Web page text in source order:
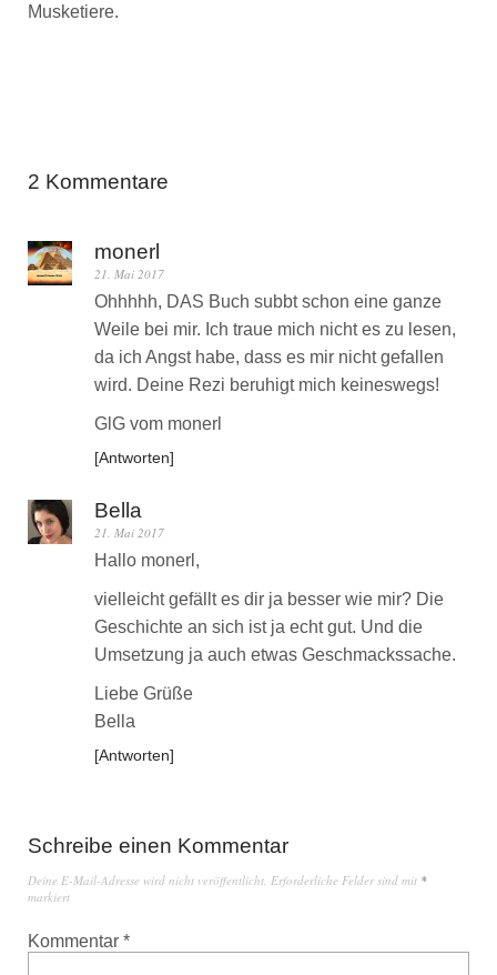
Musketiere.
2 Kommentare
monerl
21. Mai 2017
Ohhhhh, DAS Buch subbt schon eine ganze
Weile bei mir. Ich traue mich nicht es zu lesen,
da ich Angst habe, dass es mir nicht gefallen
wird. Deine Rezi beruhigt mich keineswegs!
GlG vom monerl
Antworten
Bella
21. Mai 2017
Hallo monerl,
vielleicht gefällt es dir ja besser wie mir? Die
Geschichte an sich ist ja echt gut. Und die
Umsetzung ja auch etwas Geschmackssache.
Liebe Grüße
Bella
Antworten
Schreibe einen Kommentar
Deine E-Mail-Adresse wird nicht veröffentlicht. Erforderliche Felder sind mit *
markiert
Kommentar *